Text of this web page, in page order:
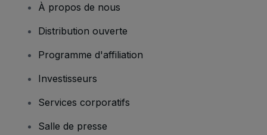
À propos de nous
Distribution ouverte
Programme d'affiliation
Investisseurs
Services corporatifs
Salle de presse